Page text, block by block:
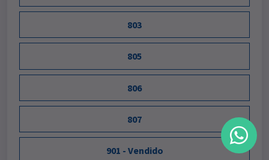
803
805
806
807
901 - Vendido